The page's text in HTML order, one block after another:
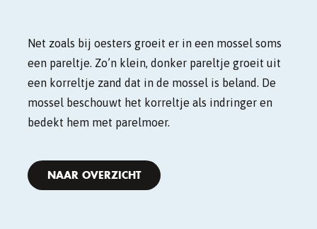
Net zoals bij oesters groeit er in een mossel soms
een pareltje. Zo’n klein, donker pareltje groeit uit
een korreltje zand dat in de mossel is beland. De
mossel beschouwt het korreltje als indringer en
bedekt hem met parelmoer.
NAAR OVERZICHT